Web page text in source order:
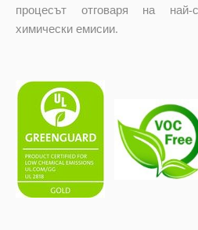
процесът отговаря на най-
химически емисии.